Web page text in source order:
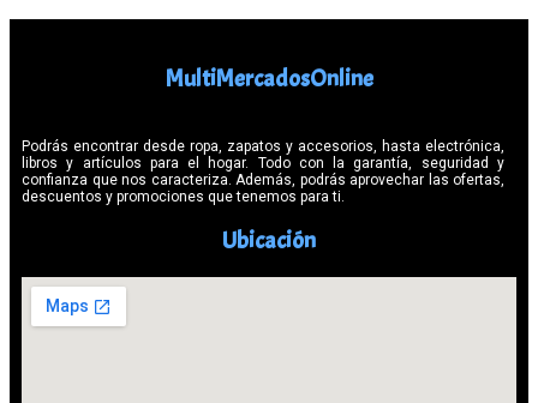
MultiMercadosOnline
Podrás encontrar desde ropa, zapatos y accesorios, hasta electrónica,
libros y artículos para el hogar. Todo con la garantía, seguridad y
confianza que nos caracteriza. Además, podrás aprovechar las ofertas,
descuentos y promociones que tenemos para ti.
Ubicación